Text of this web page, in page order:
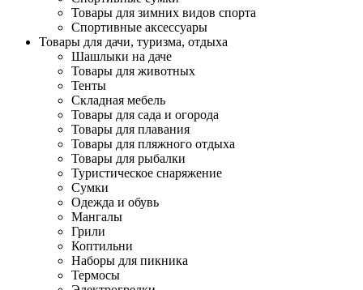
Товары для зимних видов спорта
Спортивные аксессуары
Товары для дачи, туризма, отдыха
Шашлыки на даче
Товары для животных
Тенты
Складная мебель
Товары для сада и огорода
Товары для плавания
Товары для пляжного отдыха
Товары для рыбалки
Туристическое снаряжение
Сумки
Одежда и обувь
Мангалы
Грили
Коптильни
Наборы для пикника
Термосы